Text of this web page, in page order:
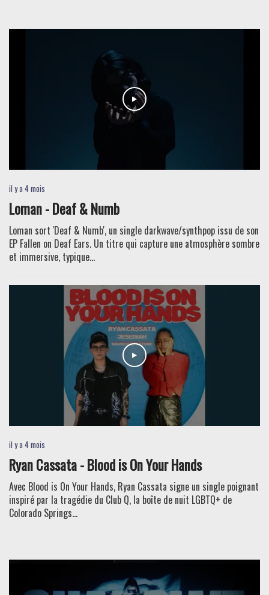
il y a 4 mois
Loman - Deaf & Numb
Loman sort 'Deaf & Numb', un single darkwave/synthpop issu de son
EP Fallen on Deaf Ears. Un titre qui capture une atmosphère sombre
et immersive, typique...
il y a 4 mois
Ryan Cassata - Blood is On Your Hands
Avec Blood is On Your Hands, Ryan Cassata signe un single poignant
inspiré par la tragédie du Club Q, la boîte de nuit LGBTQ+ de
Colorado Springs...